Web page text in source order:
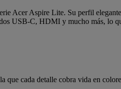
Acer Aspire Lite. Su perfil
USB-C, HDMI y mucho más, lo
cada detalle cobra vida en